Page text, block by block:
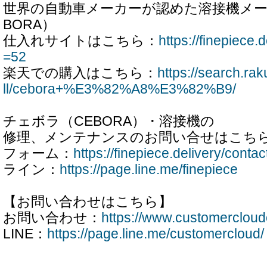
世界の自動車メーカーが認めた溶接機メ
BORA）
仕入れサイトはこちら： https://
=52
楽天での購入はこちら： https://
ll/cebora+%E3%82%A8%E3%82%B9/
チェボラ（CEBORA）・溶接機の
修理、メンテナンスのお問い合せはこち
フォーム： https://finepiece.delivery/
ライン： https://page.line.me/finepiece
【お問い合わせはこちら】
お問い合わせ： https://
LINE： https://page.line.me/customercloud/